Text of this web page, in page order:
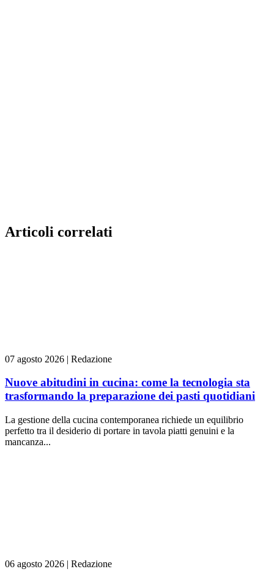
Articoli correlati
07 agosto 2026 | Redazione
Nuove abitudini in cucina: come la tecnologia sta
trasformando la preparazione dei pasti quotidiani
La gestione della cucina contemporanea richiede un equilibrio
perfetto tra il desiderio di portare in tavola piatti genuini e la
mancanza...
06 agosto 2026 | Redazione